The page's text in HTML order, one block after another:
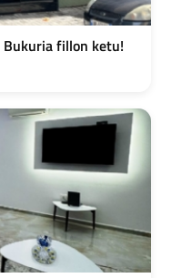
Bukuria fillon ketu!